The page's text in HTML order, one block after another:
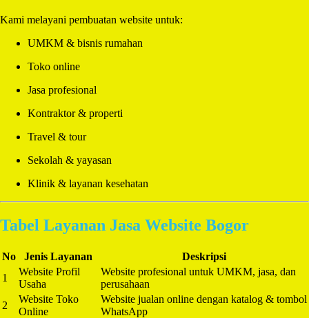
Kami melayani pembuatan website untuk:
UMKM & bisnis rumahan
Toko online
Jasa profesional
Kontraktor & properti
Travel & tour
Sekolah & yayasan
Klinik & layanan kesehatan
Tabel Layanan Jasa Website Bogor
No Jenis Layanan
Deskripsi
1
Website Profil
Usaha
Website profesional untuk UMKM, jasa, dan
perusahaan
2
Website Toko
Online
Website jualan online dengan katalog & tombol
WhatsApp